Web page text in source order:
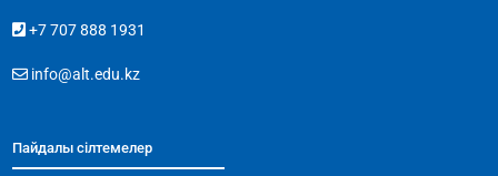
+7 707 888 1931
info@alt.edu.kz
Пайдалы сілтемелер